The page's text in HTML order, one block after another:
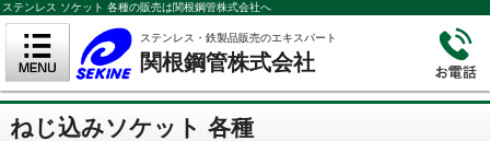
ステンレス ソケット 各種の販売は関根鋼管株式会社へ
ステンレス・鉄製品販売のエキスパート
関根鋼管株式会社
ねじ込みソケット 各種